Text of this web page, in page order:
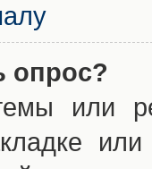
опрос?
или